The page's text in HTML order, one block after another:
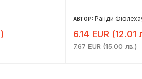
АВТОР: Ранди
6.14 EUR (12.01
7.67 EUR (15.00 лв.)